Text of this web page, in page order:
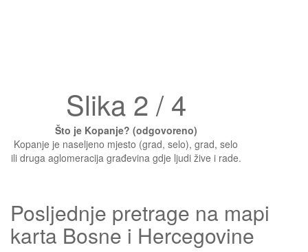
Slika 2 / 4
Što je Kopanje? (odgovoreno)
Kopanje je naseljeno mjesto (grad, selo), grad, selo
ili druga aglomeracija građevina gdje ljudi žive i rade.
Posljednje pretrage na mapi
karta Bosne i Hercegovine